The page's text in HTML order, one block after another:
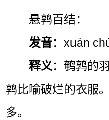
悬鹑百结：
发音：xuán
释义 ：鹌鹑的
鹑比喻破烂的衣服
多。